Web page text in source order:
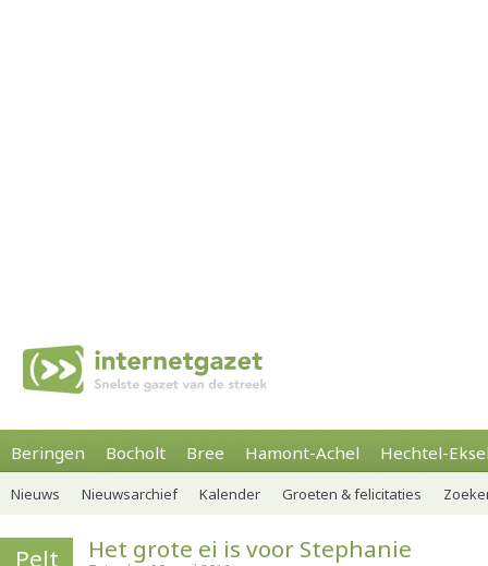
Beringen Bocholt Bree Hamont-Achel Hechtel-
Nieuws Nieuwsarchief Kalender Groeten & felicitaties
Pelt Het grote ei is voor Stephanie